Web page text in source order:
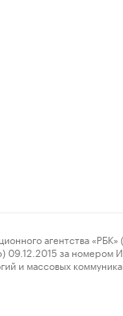
агентства «РБК»
за
и массовых